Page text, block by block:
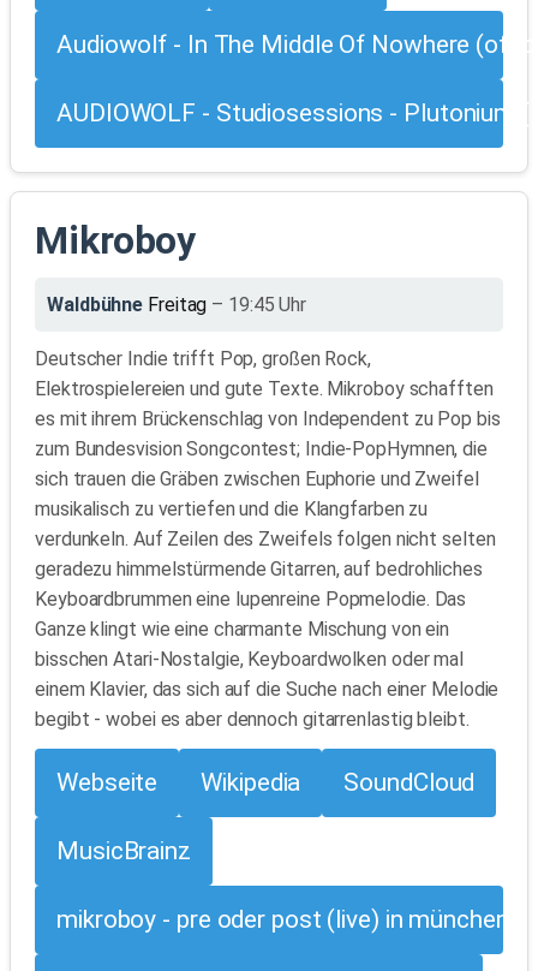
Audiowolf - In The Middle Of Nowhere
AUDIOWOLF - Studiosessions - Plutonium
Mikroboy
Waldbühne Freitag – 19:45 Uhr
Deutscher Indie trifft Pop, großen Rock,
Elektrospielereien und gute Texte. Mikroboy schafften
es mit ihrem Brückenschlag von Independent zu Pop bis
zum Bundesvision Songcontest; Indie-Pop­Hymnen, die
sich trauen die Gräben zwischen Euphorie und Zweifel
musikalisch zu vertiefen und die Klangfarben zu
verdunkeln. Auf Zeilen des Zweifels folgen nicht selten
geradezu himmelstürmende Gitarren, auf bedrohliches
Keyboardbrummen eine lupenreine Popmelodie. Das
Ganze klingt wie eine charmante Mischung von ein
bisschen Atari-Nostalgie, Keyboardwolken oder mal
einem Klavier, das sich auf die Suche nach einer Melodie
begibt - wobei es aber dennoch gitarrenlastig bleibt.
Webseite Wikipedia SoundCloud
MusicBrainz
mikroboy - pre oder post (live) in münchen